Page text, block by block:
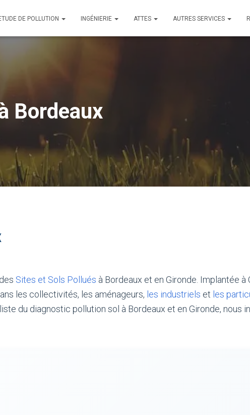
DE POLLUTION INGÉNIERIE ATTES AUTRES SERVICES
Bordeaux
Sites et Sols Pollués à Bordeaux et en Gironde. Implantée à
les collectivités, les aménageurs, les industriels et les
du diagnostic pollution sol à Bordeaux et en Gironde, nous